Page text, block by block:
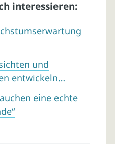
interessieren:
und
entwickeln…
eine echte